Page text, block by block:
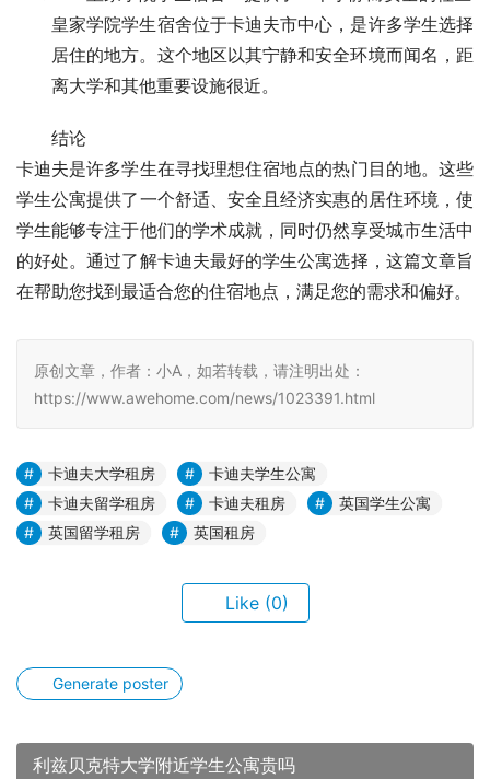
皇家学院学生宿舍位于卡迪夫市中心，是许多学生选择
居住的地方。这个地区以其宁静和安全环境而闻名，距
离大学和其他重要设施很近。
结论
卡迪夫是许多学生在寻找理想住宿地点的热门目的地。这些
学生公寓提供了一个舒适、安全且经济实惠的居住环境，使
学生能够专注于他们的学术成就，同时仍然享受城市生活中
的好处。通过了解卡迪夫最好的学生公寓选择，这篇文章旨
在帮助您找到最适合您的住宿地点，满足您的需求和偏好。
原创文章，作者：小A，如若转载，请注明出处：
https://www.awehome.com/news/1023391.html
卡迪夫大学租房
卡迪夫学生公寓
卡迪夫留学租房
卡迪夫租房
英国学生公寓
英国留学租房
英国租房
Like (0)
Generate poster
利兹贝克特大学附近学生公寓贵吗